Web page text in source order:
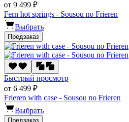
от 9 499 ₽
Fern hot springs - Sousou no Frieren
Выбрать
Предзаказ
Быстрый просмотр
от 6 499 ₽
Frieren with case - Sousou no Frieren
Выбрать
Предзаказ